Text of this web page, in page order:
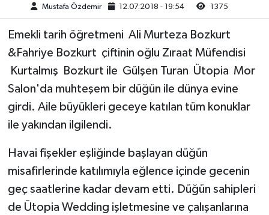
Mustafa Özdemir 12.07.2018 - 19:54 1375
Emekli tarih öğretmeni Ali Murteza Bozkurt
&Fahriye Bozkurt çiftinin oğlu Zıraat Müfendisi
Kurtalmış Bozkurt ile Gülşen Turan Ütopia Mor
Salon'da muhteşem bir düğün ile dünya evine
girdi. Aile büyükleri geceye katılan tüm konuklar
ile yakından ilgilendi.
Havai fişekler eşliğinde başlayan düğün
misafirlerinde katılımıyla eğlence içinde gecenin
geç saatlerine kadar devam etti. Düğün sahipleri
de Ütopia Wedding işletmesine ve çalışanlarına
Yerel Haber
Akhisar Emlak
Ülke
Etiketler